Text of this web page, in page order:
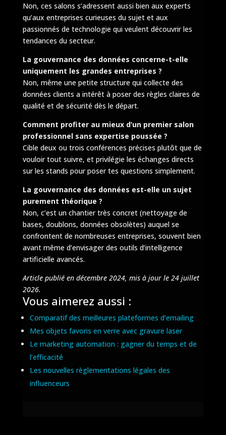
Non, ces salons s’adressent aussi bien aux experts
qu’aux entreprises curieuses du sujet et aux
passionnés de technologie qui veulent découvrir les
tendances du secteur.
La gouvernance des données concerne-t-elle
uniquement les grandes entreprises ?
Non, même une petite structure qui collecte des
données clients a intérêt à poser des règles claires de
qualité et de sécurité dès le départ.
Comment profiter au mieux d’un premier salon
professionnel sans expertise poussée ?
Cible deux ou trois conférences précises plutôt que de
vouloir tout suivre, et privilégie les échanges directs
sur les stands pour poser tes questions simplement.
La gouvernance des données est-elle un sujet
purement théorique ?
Non, c’est un chantier très concret (nettoyage de
bases, doublons, données obsolètes) auquel se
confrontent de nombreuses entreprises, souvent bien
avant même d’envisager des outils d’intelligence
artificielle avancés.
Article publié en décembre 2024, mis à jour le 24 juillet
2026.
Vous aimerez aussi :
Comparatif des meilleures plateformes d’emailing
Mes objets favoris en verre avec gravure laser
Le marketing automation : gagner du temps et de
l’efficacité
Les nouvelles règlementations légales des
influenceurs